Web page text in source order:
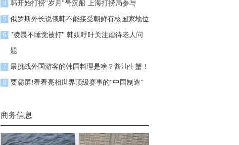
4 韩开始打捞"岁月"号沉船 上海打捞局参与
5 俄罗斯外长说俄韩不能接受朝鲜有核国家地位
6 "凌晨不睡觉被打" 韩媒呼吁关注虐待老人问
题
7 最挑战外国游客的韩国料理是啥？酱油生蟹！
8 要霸屏!看看亮相世界顶级赛事的“中国制造”
商务信息